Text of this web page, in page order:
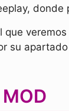
donde
su